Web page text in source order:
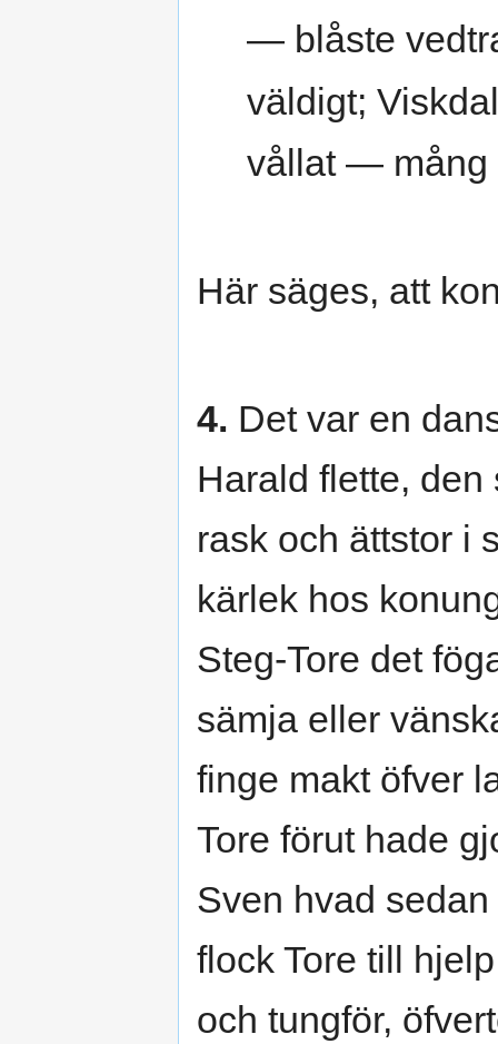
— blåste
väldigt;
vållat — mång
Här säges, att
4. Det var en
Harald flette,
rask och ättstor i
kärlek hos
Steg-Tore det
sämja eller
finge makt öfver
Tore förut hade
Sven hvad
flock Tore till
och tungför,